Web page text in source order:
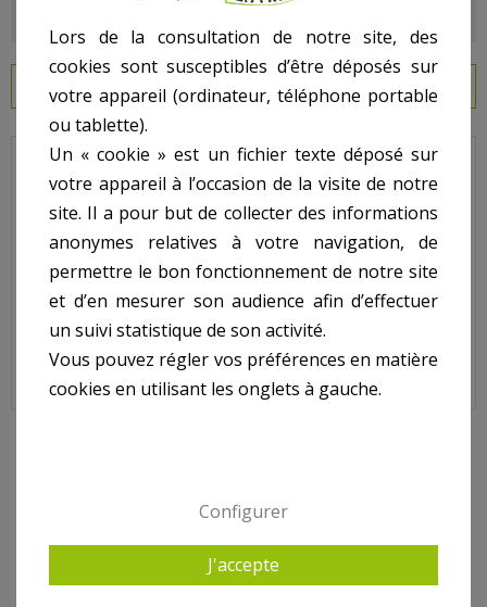
EN SAVOIR PLUS
Hayward - Pour Filtre Gamme Star Clear II - N° 6 - Tige de
serrage C0800
Sur image , N° 6
Lors de la consultation de notre site, des
cookies sont susceptibles d’être déposés sur
votre appareil (ordinateur, téléphone portable
ou tablette).
Un « cookie » est un fichier texte déposé sur
votre appareil à l’occasion de la visite de notre
site. Il a pour but de collecter des informations
anonymes relatives à votre navigation, de
permettre le bon fonctionnement de notre site
et d’en mesurer son audience afin d’effectuer
un suivi statistique de son activité.
Vous pouvez régler vos préférences en matière
cookies en utilisant les onglets à gauche.
Configurer
J'accepte